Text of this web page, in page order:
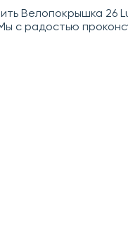
Велопокрышка 26
с радостью